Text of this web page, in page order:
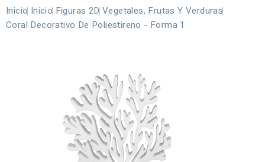
Inicio Inicio Figuras 2D Vegetales, Frutas Y Verduras
Coral Decorativo De Poliestireno - Forma 1